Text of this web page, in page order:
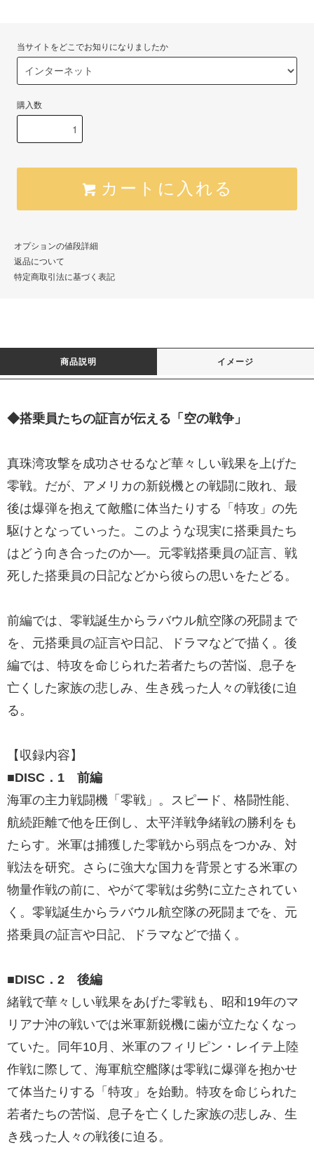
当サイトをどこでお知りになりましたか
購入数
カートに入れる
オプションの値段詳細
返品について
特定商取引法に基づく表記
商品説明 イメージ
◆搭乗員たちの証言が伝える「空の戦争」
真珠湾攻撃を成功させるなど華々しい戦果を上げた
零戦。だが、アメリカの新鋭機との戦闘に敗れ、最
後は爆弾を抱えて敵艦に体当たりする「特攻」の先
駆けとなっていった。このような現実に搭乗員たち
はどう向き合ったのか―。元零戦搭乗員の証言、戦
死した搭乗員の日記などから彼らの思いをたどる。
前編では、零戦誕生からラバウル航空隊の死闘まで
を、元搭乗員の証言や日記、ドラマなどで描く。後
編では、特攻を命じられた若者たちの苦悩、息子を
亡くした家族の悲しみ、生き残った人々の戦後に迫
る。
【収録内容】
■DISC．1 前編
海軍の主力戦闘機「零戦」。スピード、格闘性能、
航続距離で他を圧倒し、太平洋戦争緒戦の勝利をも
たらす。米軍は捕獲した零戦から弱点をつかみ、対
戦法を研究。さらに強大な国力を背景とする米軍の
物量作戦の前に、やがて零戦は劣勢に立たされてい
く。零戦誕生からラバウル航空隊の死闘までを、元
搭乗員の証言や日記、ドラマなどで描く。
■DISC．2 後編
緒戦で華々しい戦果をあげた零戦も、昭和19年のマ
リアナ沖の戦いでは米軍新鋭機に歯が立たなくなっ
ていた。同年10月、米軍のフィリピン・レイテ上陸
作戦に際して、海軍航空艦隊は零戦に爆弾を抱かせ
て体当たりする「特攻」を始動。特攻を命じられた
若者たちの苦悩、息子を亡くした家族の悲しみ、生
き残った人々の戦後に迫る。